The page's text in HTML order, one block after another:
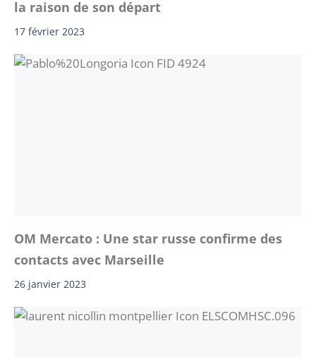
la raison de son départ
17 février 2023
OM Mercato : Une star russe confirme des
contacts avec Marseille
26 janvier 2023